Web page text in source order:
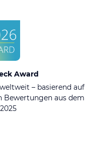
Award
– basierend auf
Bewertungen aus dem